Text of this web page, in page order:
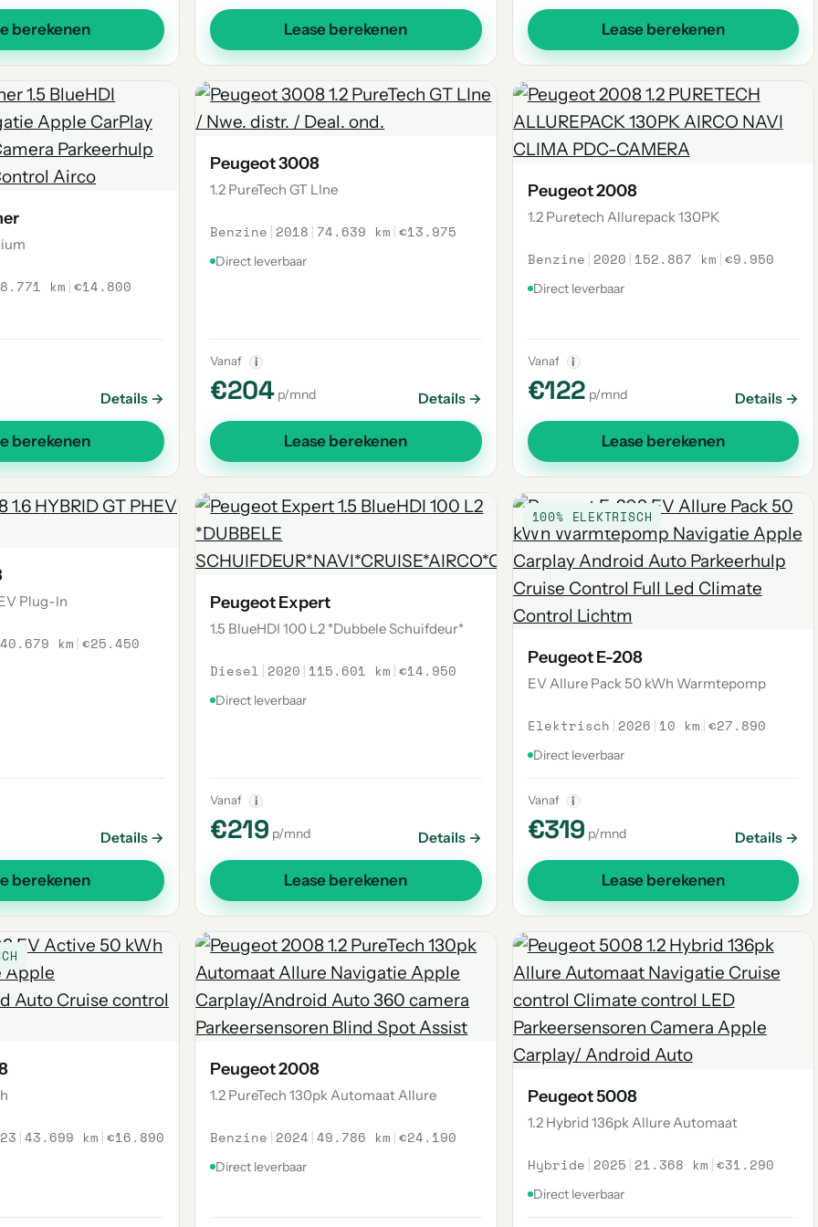
berekenen Lease berekenen Lease berekenen
km |€14.800
Details →
berekenen
Peugeot 3008
1.2 PureTech GT LIne
Benzine | 2018 | 74.639 km |€13.975
Direct leverbaar
Vanaf i
€204 p/mnd Details →
Lease berekenen
Peugeot 2008
1.2 Puretech Allurepack 130PK
Benzine | 2020 | 152.867 km |€9.950
Direct leverbaar
Vanaf i
€122 p/mnd Details →
Lease berekenen
Plug-In
40.679 km |€25.450
Details →
berekenen
Peugeot Expert
1.5 BlueHDI 100 L2 *Dubbele Schuifdeur*
Diesel | 2020 | 115.601 km |€14.950
Direct leverbaar
Vanaf i
€219 p/mnd Details →
Lease berekenen
100% ELEKTRISCH
Peugeot E-208
EV Allure Pack 50 kWh Warmtepomp
Elektrisch | 2026 | 10 km |€27.890
Direct leverbaar
Vanaf i
€319 p/mnd Details →
Lease berekenen
|43.699 km |€16.890
Peugeot 2008
1.2 PureTech 130pk Automaat Allure
Benzine | 2024 |49.786 km |€24.190
Direct leverbaar
Peugeot 5008
1.2 Hybrid 136pk Allure Automaat
Hybride | 2025 | 21.368 km |€31.290
Direct leverbaar